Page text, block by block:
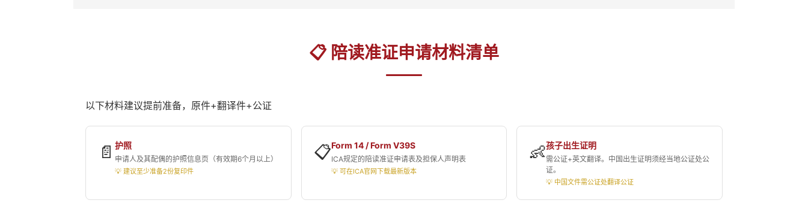
📋 陪读准证申请材料清单
以下材料建议提前准备，原件+翻译件+公证
📄 护照
申请人及其配偶的护照信息页（有效期6个月以上）
💡 建议至少准备2份复印件
📋Form 14 / Form V39S
ICA规定的陪读准证申请表及担保人声明表
💡 可在ICA官网下载最新版本
👶孩子出生证明
需公证+英文翻译。中国出生证明须经当地公证处公
证。
💡 中国文件需公证处翻译公证